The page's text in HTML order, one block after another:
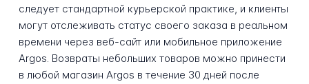
следует стандартной курьерской практике, и клиенты
могут отслеживать статус своего заказа в реальном
времени через веб-сайт или мобильное приложение
Argos. Возвраты небольших товаров можно принести
в любой магазин Argos в течение 30 дней после